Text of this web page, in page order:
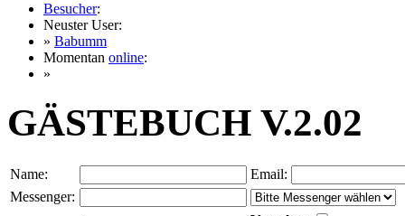
Besucher:
Neuster User:
» Babumm
Momentan online:
»
GÄSTEBUCH V.2.02
Name:
Email:
Messenger: